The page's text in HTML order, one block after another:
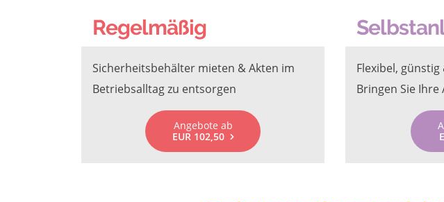
Regelmäßig
Sicherheitsbehälter mieten & Akten im
Betriebsalltag zu entsorgen
Angebote ab
EUR 102,50
Flexibel, günstig
Bringen Sie